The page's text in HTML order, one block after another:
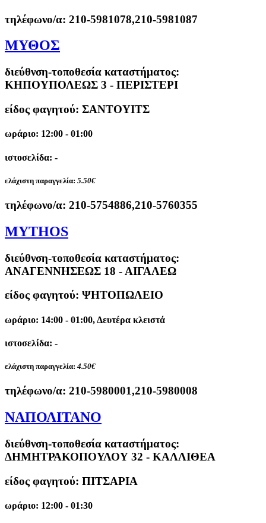
τηλέφωνο/α: 210-5981078,210-5981087
ΜΥΘΟΣ
διεύθνση-τοποθεσία καταστήματος:
ΚΗΠΟΥΠΟΛΕΩΣ 3 - ΠΕΡΙΣΤΕΡΙ
είδος φαγητού: ΣΑΝΤΟΥΙΤΣ
ωράριο: 12:00 - 01:00
ιστοσελίδα: -
ελάχιστη παραγγελία: 5.50€
τηλέφωνο/α: 210-5754886,210-5760355
MYTHOS
διεύθνση-τοποθεσία καταστήματος:
ΑΝΑΓΕΝΝΗΣΕΩΣ 18 - ΑΙΓΑΛΕΩ
είδος φαγητού: ΨΗΤΟΠΩΛΕΙΟ
ωράριο: 14:00 - 01:00, Δευτέρα κλειστά
ιστοσελίδα: -
ελάχιστη παραγγελία: 4.50€
τηλέφωνο/α: 210-5980001,210-5980008
ΝΑΠΟΛΙΤΑΝΟ
διεύθνση-τοποθεσία καταστήματος:
ΔΗΜΗΤΡΑΚΟΠΟΥΛΟΥ 32 - ΚΑΛΛΙΘΕΑ
είδος φαγητού: ΠΙΤΣΑΡΙΑ
ωράριο: 12:00 - 01:30